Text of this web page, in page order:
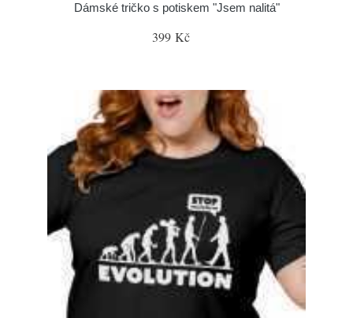
Dámské tričko s potiskem "Jsem nalitá"
399 Kč